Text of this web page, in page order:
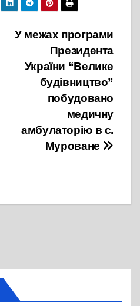
У межах програми
Президента
України “Велике
будівництво”
побудовано
медичну
амбулаторію в с.
Муроване